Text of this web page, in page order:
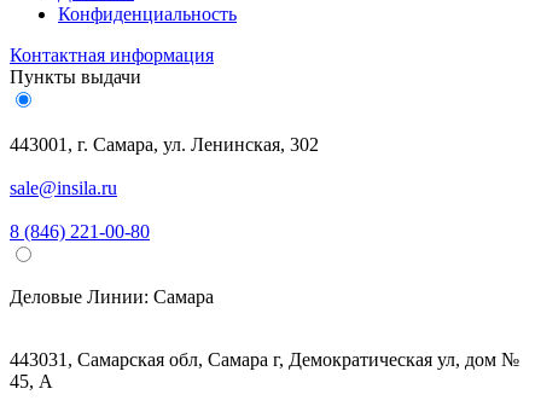
Конфиденциальность
Контактная информация
Пункты выдачи
443001, г. Самара, ул. Ленинская, 302
sale@insila.ru
8 (846) 221-00-80
Деловые Линии: Самара
443031, Самарская обл, Самара г, Демократическая ул, дом №
45, А